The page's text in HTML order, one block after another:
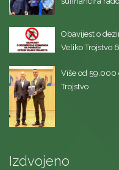
Obavijest o
Veliko Trojstvo
Više od 59.000
Trojstvo
Izdvojeno